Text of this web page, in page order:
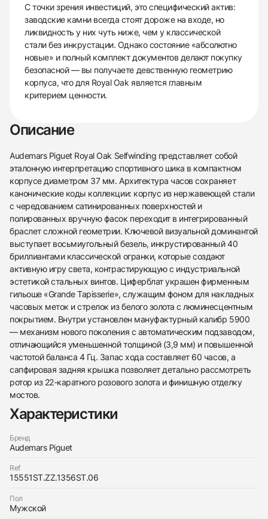
С точки зрения инвестиций, это специфический актив:
заводские камни всегда стоят дороже на входе, но
ликвидность у них чуть ниже, чем у классической
стали без инкрустации. Однако состояние «абсолютно
новые» и полный комплект документов делают покупку
безопасной — вы получаете девственную геометрию
корпуса, что для Royal Oak является главным
критерием ценности.
Описание
Audemars Piguet Royal Oak Selfwinding представляет собой
эталонную интерпретацию спортивного шика в компактном
корпусе диаметром 37 мм. Архитектура часов сохраняет
канонические коды коллекции: корпус из нержавеющей стали
с чередованием сатинированных поверхностей и
полированных вручную фасок переходит в интегрированный
браслет сложной геометрии. Ключевой визуальной доминантой
выступает восьмиугольный безель, инкрустированный 40
бриллиантами классической огранки, которые создают
активную игру света, контрастирующую с индустриальной
эстетикой стальных винтов. Циферблат украшен фирменным
гильоше «Grande Tapisserie», служащим фоном для накладных
часовых меток и стрелок из белого золота с люминесцентным
покрытием. Внутри установлен мануфактурный калибр 5900
— механизм нового поколения с автоматическим подзаводом,
отличающийся уменьшенной толщиной (3,9 мм) и повышенной
частотой баланса 4 Гц. Запас хода составляет 60 часов, а
сапфировая задняя крышка позволяет детально рассмотреть
ротор из 22-каратного розового золота и финишную отделку
мостов.
Характеристики
Бренд
Audemars Piguet
Ref
15551ST.ZZ.1356ST.06
Пол
Мужской